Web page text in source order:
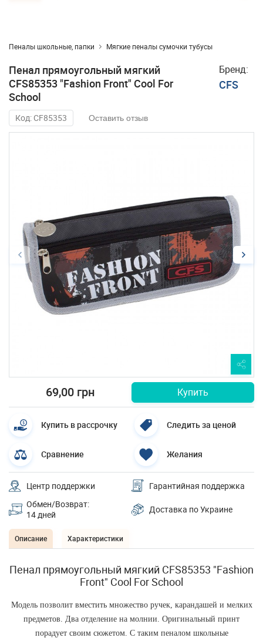
Пеналы школьные, папки Мягкие пеналы сумочки тубусы
Пенал прямоугольный мягкий
CFS85353 "Fashion Front" Cool For
School
Бренд:
CFS
Код: CF85353 Оставить отзыв
69,00 грн Купить
Купить в рассрочку Следить за ценой
Сравнение Желания
Центр поддержки
Гарантийная поддержка
Обмен/Возврат:
14 дней
Доставка по Украине
Описание Характеристики
Пенал прямоугольный мягкий CFS85353 "Fashion
Front" Cool For School
Модель позволит вместить множество ручек, карандашей и мелких
предметов. Два отделение на молнии. Оригинальный принт
порадует своим сюжетом. С таким пеналом школьные